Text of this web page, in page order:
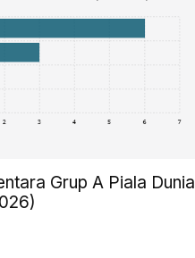
Grup A Piala Dunia